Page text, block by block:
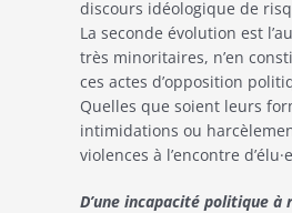
discours idéologique de
La seconde évolution est
très minoritaires, n’en
ces actes d’opposition
Quelles que soient leurs
intimidations ou
violences à l’encontre
D’une incapacité politique à